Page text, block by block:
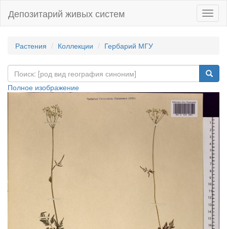
Депозитарий живых систем
Растения Коллекции Гербарий МГУ
Полное изображение